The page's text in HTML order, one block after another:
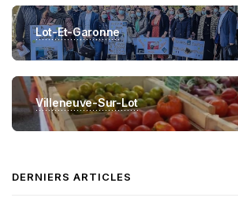
Lot-Et-Garonne
Villeneuve-Sur-Lot
DERNIERS ARTICLES